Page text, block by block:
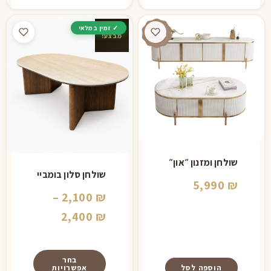
שולחן ומזנון ״און״
5,990 ₪
הוספה לסל
מבצע!
שולחן סלון בומביי
2,100 ₪
–
2,400 ₪
בחר
אפשרויות